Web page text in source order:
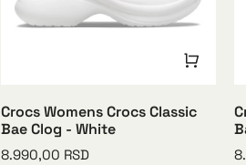
Crocs Womens Crocs Classic
Bae Clog - White
8.990,00 RSD